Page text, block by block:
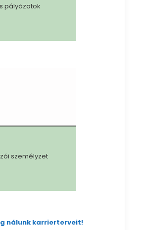
pályázatok
személyzet
nálunk karrierterveit!